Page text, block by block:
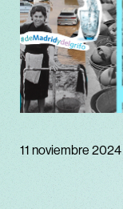
11 noviembre 2024